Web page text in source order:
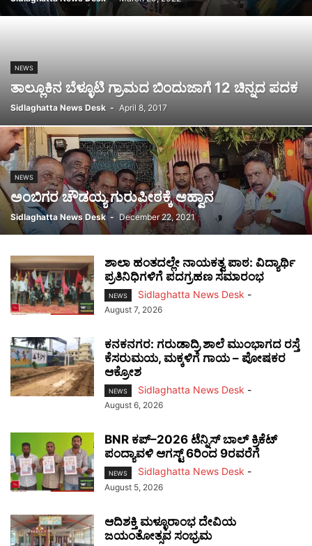
NEWS
ತಾಲ್ಲೂಕಿನ ಬೆಳ್ಳೂಟಿ ಗ್ರಾಮದ ಬಿಂದುಜಾಗೆ 12 ಚಿನ್ನದ ಪದಕ
Sidlaghatta News Desk - April 8, 2017
NEWS
ಅಂಬಿಗರ ಚೌಡಯ್ಯ ಗುರುಪೀಠಕ್ಕೆ ಆಹ್ವಾನ
Sidlaghatta News Desk - December 22, 2021
ಶಾಲಾ ಹಂತದಲ್ಲೇ ನಾಯಕತ್ವ ಪಾಠ: ವಿದ್ಯಾರ್ಥಿ
ಪ್ರತಿನಿಧಿಗಳಿಗೆ ಪದಗ್ರಹಣ ಸಮಾರಂಭ
NEWS Sidlaghatta News Desk -
August 7, 2026
ಕನಕನಗರ: ಗರುಡಾದ್ರಿ ಶಾಲೆ ಮುಂಭಾಗದ ರಸ್ತೆ
ಕೆಸರುಮಯ, ಮಕ್ಕಳಿಗೆ ಗಾಯ – ಪೋಷಕರ
ಆಕ್ರೋಶ
NEWS Sidlaghatta News Desk -
August 6, 2026
BNR ಕಪ್–2026 ಟೆನ್ನಿಸ್ ಬಾಲ್ ಕ್ರಿಕೆಟ್
ಪಂದ್ಯಾವಳಿ ಆಗಸ್ಟ್ 6ರಿಂದ 9ರವರೆಗೆ
NEWS Sidlaghatta News Desk -
August 5, 2026
ಆದಿಶಕ್ತಿ ಮಳ್ಳೂರಾಂಭ ದೇವಿಯ
ಜಯಂತೋತ್ಸವ ಸಂಭ್ರಮ